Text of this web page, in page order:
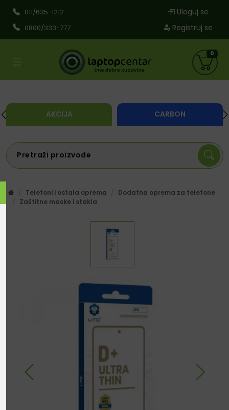
011/635-1212
0800/333-777
Uloguj se
Registruj se
AKCIJA CARBON
0
Telefoni i ostala oprema
Dodatna oprema za telefone
Zaštitne maske i stakla